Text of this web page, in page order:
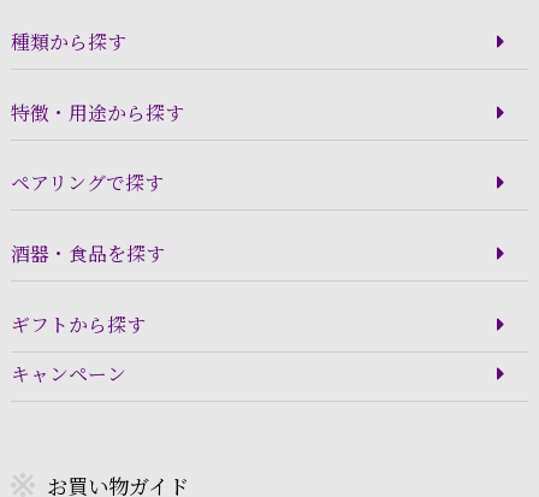
種類から探す
特徴・用途から探す
ペアリングで探す
酒器・食品を探す
ギフトから探す
キャンペーン
お買い物ガイド